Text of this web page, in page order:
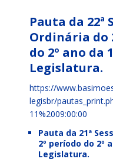
Pauta da 22ª
Ordinária do
do 2º ano da
Legislatura.
https://
legisbr/
11%2009:00:00
Pauta da 21ª
2º período do 2º
Legislatura.